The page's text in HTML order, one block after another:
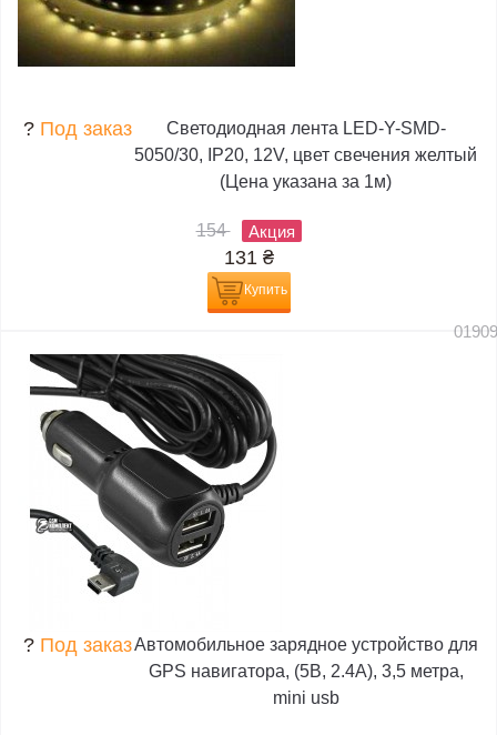
? Под заказ
Светодиодная лента LED-Y-SMD-
5050/30, IP20, 12V, цвет свечения желтый
(Цена указана за 1м)
154 Акция
131 ₴
Купить
? Под заказАвтомобильное зарядное устройство для
GPS навигатора, (5В, 2.4А), 3,5 метра,
mini usb